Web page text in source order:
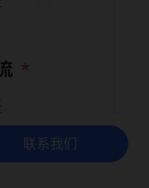
联系我们